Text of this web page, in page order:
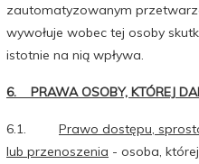
zautomatyzowanym
wywołuje wobec tej osoby
istotnie na nią wpływa.
6. PRAWA OSOBY, KTÓREJ
6.1. Prawo dostępu,
lub przenoszenia - osoba,